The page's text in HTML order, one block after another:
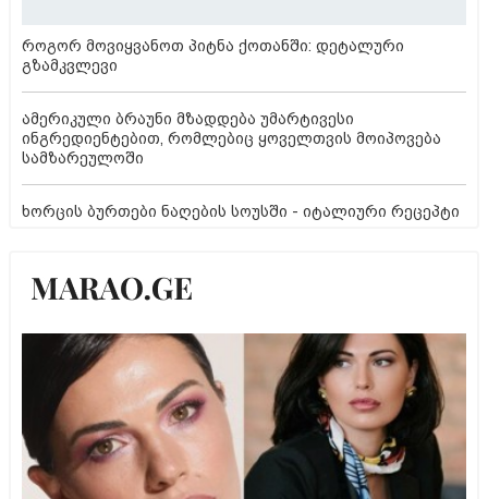
როგორ მოვიყვანოთ პიტნა ქოთანში: დეტალური
გზამკვლევი
ამერიკული ბრაუნი მზადდება უმარტივესი
ინგრედიენტებით, რომლებიც ყოველთვის მოიპოვება
სამზარეულოში
ხორცის ბურთები ნაღების სოუსში - იტალიური რეცეპტი